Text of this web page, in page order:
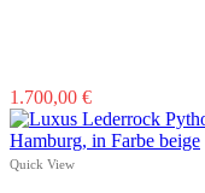
1.700,00 €Dieses
Produkt
weist
Quick View